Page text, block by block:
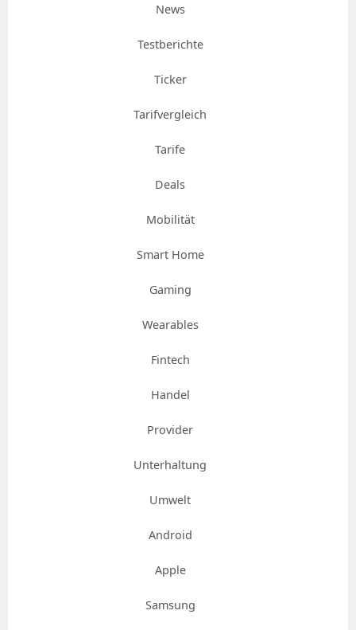
News
Testberichte
Ticker
Tarifvergleich
Tarife
Deals
Mobilität
Smart Home
Gaming
Wearables
Fintech
Handel
Provider
Unterhaltung
Umwelt
Android
Apple
Samsung